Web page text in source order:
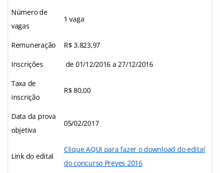
Número de
vagas
1 vaga
Remuneração R$ 3.823,97
Inscrições de 01/12/2016 a 27/12/2016
Taxa de
inscrição
R$ 80,00
Data da prova
objetiva
05/02/2017
Link do edital
Clique AQUI para fazer o download do edital
do concurso Preves 2016